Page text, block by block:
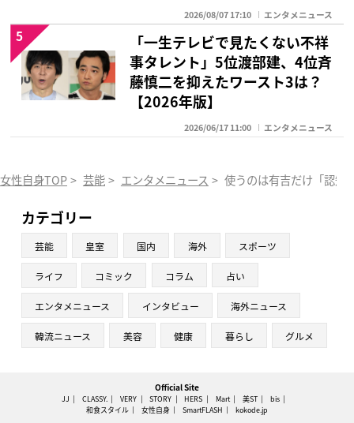
2026/08/07 17:10 エンタメニュース
「一生テレビで見たくない不祥
事タレント」5位渡部建、4位斉
藤慎二を抑えたワースト3は？
【2026年版】
2026/06/17 11:00 エンタメニュース
5
女性自身TOP > 芸能 > エンタメニュース > 使うのは有吉だけ「認知
カテゴリー
芸能 皇室 国内 海外 スポーツ
ライフ コミック コラム 占い
エンタメニュース インタビュー 海外ニュース
韓流ニュース 美容 健康 暮らし グルメ
Official Site
JJ CLASSY. VERY STORY HERS Mart 美ST
bis
和食スタイル
女性自身 SmartFLASH kokode.jp